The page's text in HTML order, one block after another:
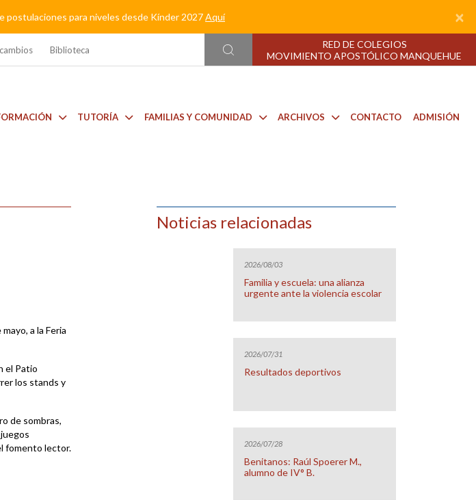
postulaciones para niveles desde Kínder 2027Aquí ×
Biblioteca
RED DE COLEGIOS
MOVIMIENTO APOSTÓLICO MANQUEHUE
TUTORÍA FAMILIAS Y COMUNIDAD ARCHIVOS CONTACTO ADMISIÓN
a la Feria
el Patio
los stands y
de sombras,
fomento lector.
Noticias relacionadas
2026/08/03
Familia y escuela: una alianza
urgente ante la violencia escolar
2026/07/31
Resultados deportivos
2026/07/28
Benitanos: Raúl Spoerer M.,
alumno de IV° B.